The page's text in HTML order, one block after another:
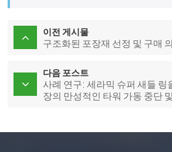
이전 게시물
구조화된 포장재 선정 및 구매
다음 포스트
사례 연구: 세라믹 슈퍼 새들 링
장의 만성적인 타워 가동 중단